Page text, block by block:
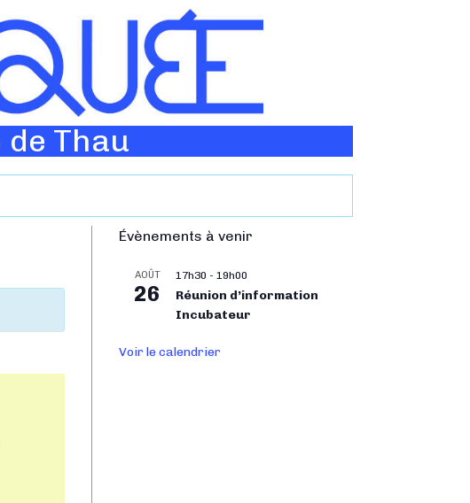
Thau
Évènements à venir
AOÛT
26
17h30 -19h00
Réunion d’information
Incubateur
Voir le calendrier